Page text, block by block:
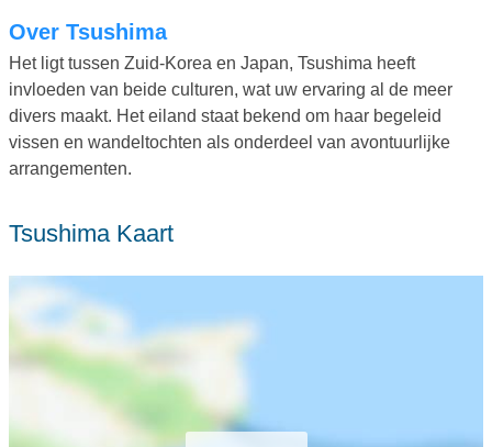
Over Tsushima
Het ligt tussen Zuid-Korea en Japan, Tsushima heeft
invloeden van beide culturen, wat uw ervaring al de meer
divers maakt. Het eiland staat bekend om haar begeleid
vissen en wandeltochten als onderdeel van avontuurlijke
arrangementen.
Tsushima Kaart